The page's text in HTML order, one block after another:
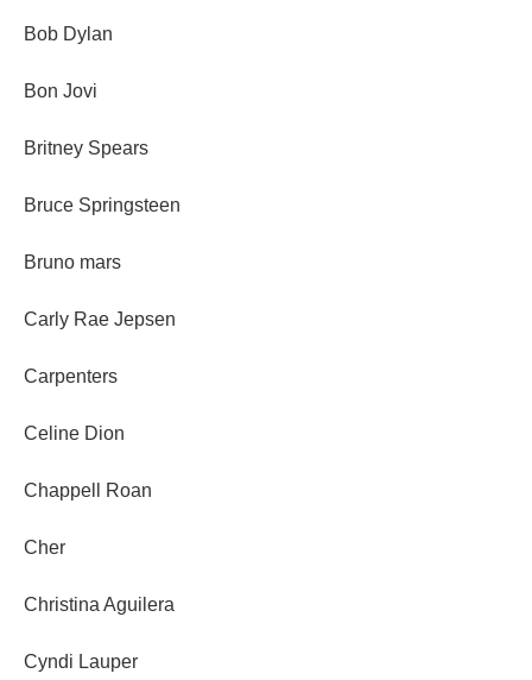
Bob Dylan
Bon Jovi
Britney Spears
Bruce Springsteen
Bruno mars
Carly Rae Jepsen
Carpenters
Celine Dion
Chappell Roan
Cher
Christina Aguilera
Cyndi Lauper